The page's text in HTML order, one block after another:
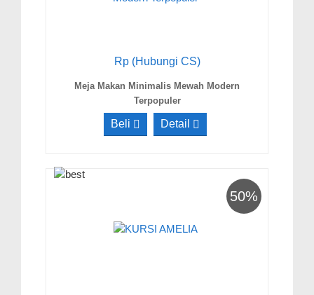
Rp (Hubungi CS)
Meja Makan Minimalis Mewah Modern
Terpopuler
Beli Detail
50%